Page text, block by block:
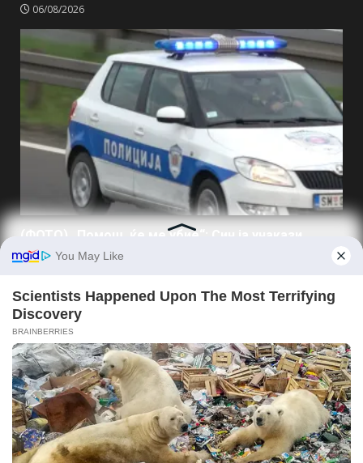
06/08/2026
(ФОТО) „Помош, ќе ме убие“: Син ја унакази
својата мајка, па скокна од зграда во Белград
КОНТАКТИРАЈ СО НАС:
info@gladiatorvesti.mk
НАЈНОВО
Душко Чифлиганец… Eдна година во вечноста, но